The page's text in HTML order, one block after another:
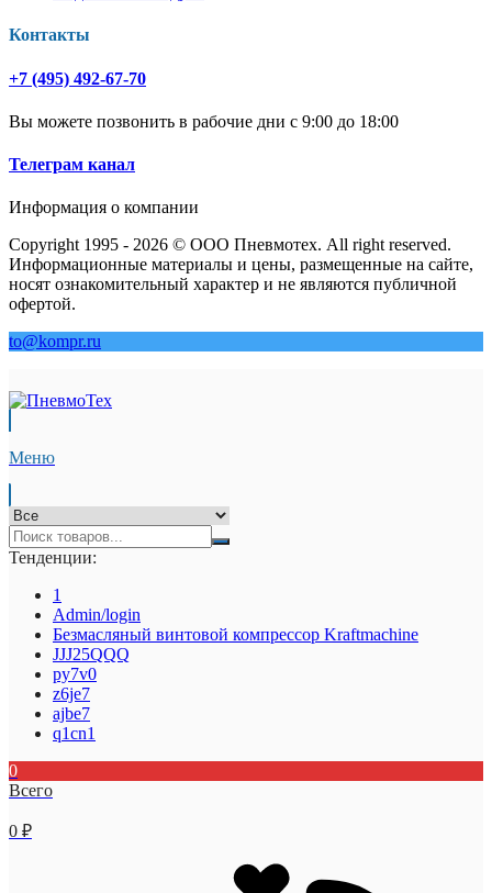
Контакты
+7 (495) 492-67-70
Вы можете позвонить в рабочие дни с 9:00 до 18:00
Телеграм канал
Информация о компании
Copyright 1995 - 2026 © ООО Пневмотех. All right reserved.
Информационные материалы и цены, размещенные на сайте,
носят ознакомительный характер и не являются публичной
офертой.
to@kompr.ru
Меню
Тенденции:
1
Admin/login
Безмасляный винтовой компрессор Kraftmaсhine
JJJ25QQQ
py7v0
z6je7
ajbe7
q1cn1
0
Всего
0 ₽